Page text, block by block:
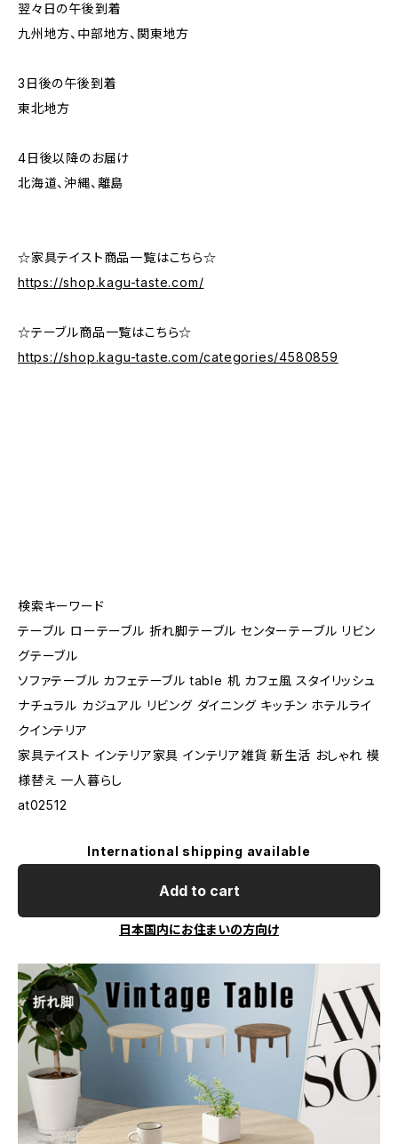
翌々日の午後到着
九州地方、中部地方、関東地方
3日後の午後到着
東北地方
4日後以降のお届け
北海道、沖縄、離島
☆家具テイスト商品一覧はこちら☆
https://shop.kagu-taste.com/
☆テーブル商品一覧はこちら☆
https://shop.kagu-taste.com/categories/4580859
検索キーワード
テーブル ローテーブル 折れ脚テーブル センターテーブル リビン
グテーブル
ソファテーブル カフェテーブル table 机 カフェ風 スタイリッシュ
ナチュラル カジュアル リビング ダイニング キッチン ホテルライ
クインテリア
家具テイスト インテリア家具 インテリア雑貨 新生活 おしゃれ 模
様替え 一人暮らし
at02512
International shipping available
Add to cart
日本国内にお住まいの方向け